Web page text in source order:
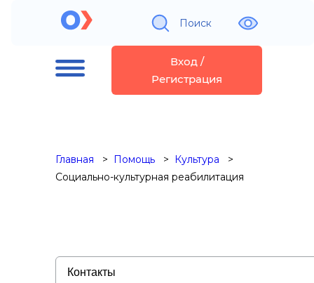
Поиск
Вход /
Регистрация
Главная Помощь
Культура
Социально-культурная реабилитация